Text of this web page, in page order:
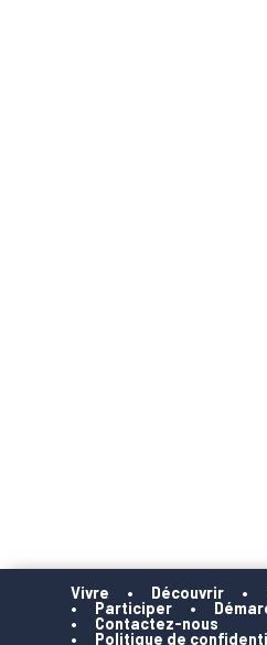
Vivre Découvrir
Participer
Contactez-nous
Politique de